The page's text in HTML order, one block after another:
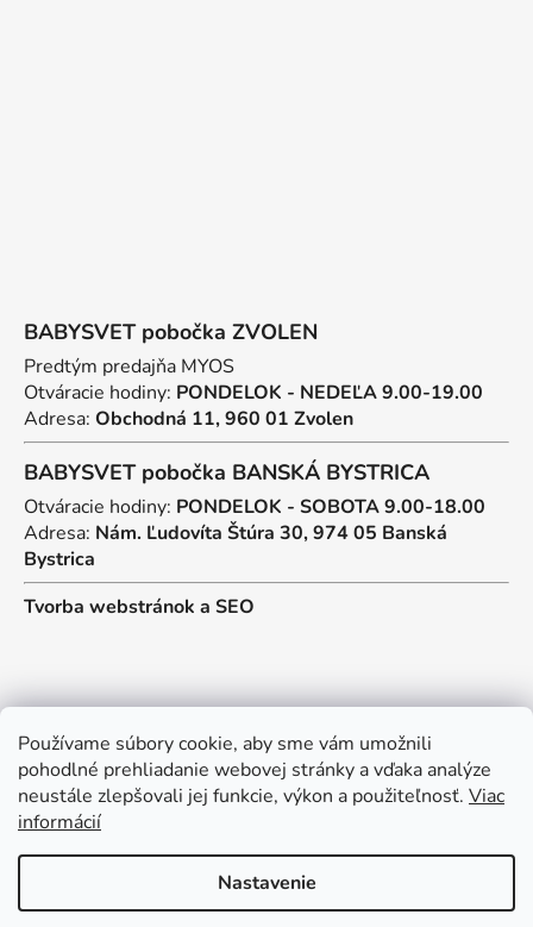
Používame súbory cookie, aby sme vám umožnili
pohodlné prehliadanie webovej stránky a vďaka analýze
neustále zlepšovali jej funkcie, výkon a použiteľnosť. Viac
informácií
Nastavenie
BABYSVET pobočka ZVOLEN
Predtým predajňa MYOS
Otváracie hodiny: PONDELOK - NEDEĽA 9.00-19.00
Adresa: Obchodná 11, 960 01 Zvolen
BABYSVET pobočka BANSKÁ BYSTRICA
Otváracie hodiny: PONDELOK - SOBOTA 9.00-18.00
Adresa: Nám. Ľudovíta Štúra 30, 974 05 Banská
Bystrica
Tvorba webstránok a SEO
Kontakt
predajna@myos.sk
+421 902 950 906